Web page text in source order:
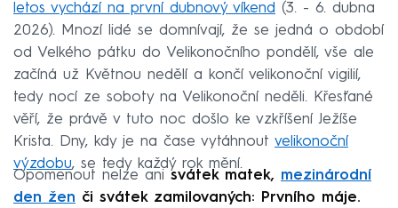
letos vychází na první dubnový víkend (3. - 6. dubna
2026). Mnozí lidé se domnívají, že se jedná o období
od Velkého pátku do Velikonočního pondělí, vše ale
začíná už Květnou nedělí a končí velikonoční vigilií,
tedy nocí ze soboty na Velikonoční neděli. Křesťané
věří, že právě v tuto noc došlo ke vzkříšení Ježíše
Krista. Dny, kdy je na čase vytáhnout velikonoční
výzdobu, se tedy každý rok mění.
Opomenout nelze ani svátek matek, mezinárodní
den žen či svátek zamilovaných: Prvního máje.